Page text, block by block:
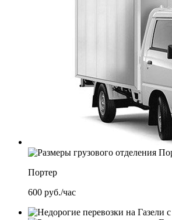
Портер
600 руб./час